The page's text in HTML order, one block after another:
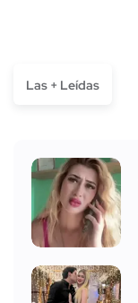
Las + Leídas